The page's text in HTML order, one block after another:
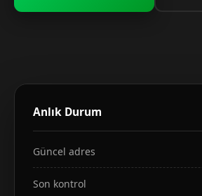
Anlık Durum
Güncel adres
Son kontrol